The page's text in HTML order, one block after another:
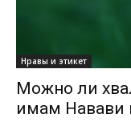
Нравы и этикет
Можно ли
имам Навави